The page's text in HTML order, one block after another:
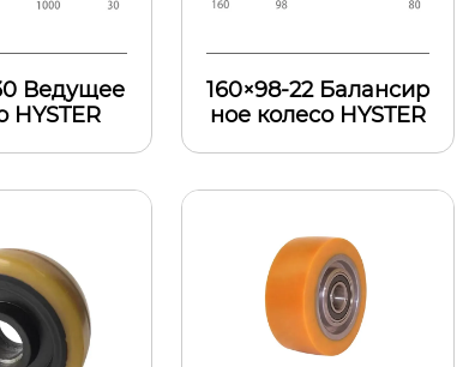
Ведущее
HYSTER
160×98-22 Балансир
ное колесо HYSTER